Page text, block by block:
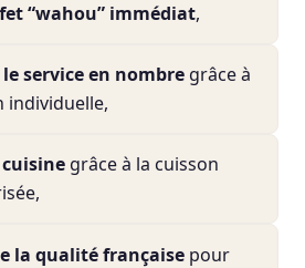
“wahou” immédiat,
service en nombre grâce à
individuelle,
grâce à la cuisson
la qualité française pour